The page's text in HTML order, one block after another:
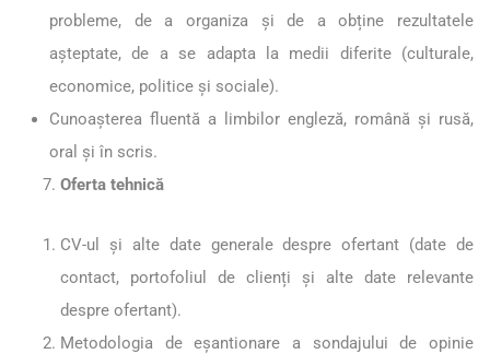
probleme, de a organiza și de a obține rezultatele
așteptate, de a se adapta la medii diferite (culturale,
economice, politice și sociale).
Cunoașterea fluentă a limbilor engleză, română și rusă,
oral și în scris.
Oferta tehnică
CV-ul și alte date generale despre ofertant (date de
contact, portofoliul de clienți și alte date relevante
despre ofertant).
Metodologia de eșantionare a sondajului de opinie